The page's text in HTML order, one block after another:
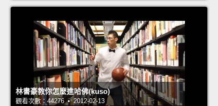
林書豪教你怎麼進哈佛(kuso)
觀看次數：44276 • 2012-02-13